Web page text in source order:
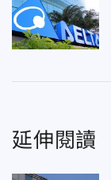
延伸閱讀